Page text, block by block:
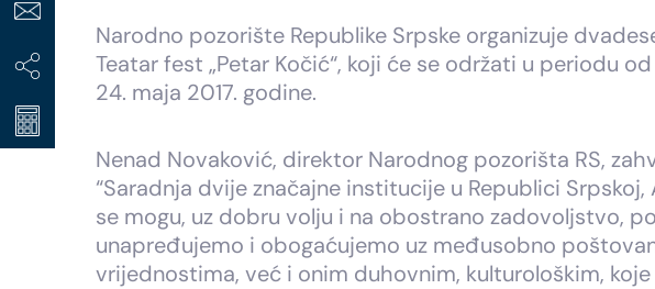
Narodno pozorište Republike Srpske organizuje
Teatar fest „Petar Kočić“, koji će se održati u periodu od
24. maja 2017. godine.
Nenad Novaković, direktor Narodnog pozorišta RS,
“Saradnja dvije značajne institucije u Republici
se mogu, uz dobru volju i na obostrano zadovoljstvo,
unapređujemo i obogaćujemo uz međusobno
vrijednostima, već i onim duhovnim, kulturološkim,